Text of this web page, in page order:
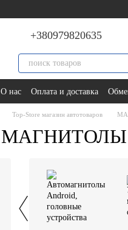
+380979820635
О нас Оплата и доставка
Top-Store магазин автотоваров
МАГНИТОЛЫ